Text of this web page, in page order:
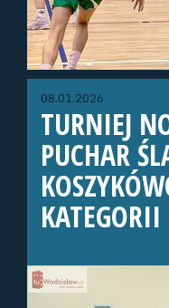
08.01.2026
TURNIEJ
PUCHAR